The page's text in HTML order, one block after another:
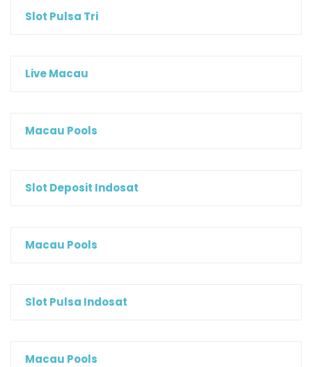
Slot Pulsa Tri
Live Macau
Macau Pools
Slot Deposit Indosat
Macau Pools
Slot Pulsa Indosat
Macau Pools